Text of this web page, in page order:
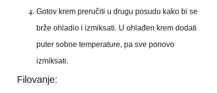
Gotov krem preručiti u drugu posudu kako bi se
brže ohladio i izmiksati. U ohlađen krem dodati
puter sobne temperature, pa sve ponovo
izmiksati.
Filovanje: